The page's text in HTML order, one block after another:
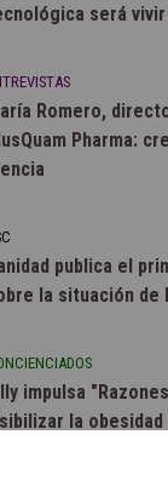
será
Romero,
Pharma:
publica el
la situación de
impulsa
la obesidad